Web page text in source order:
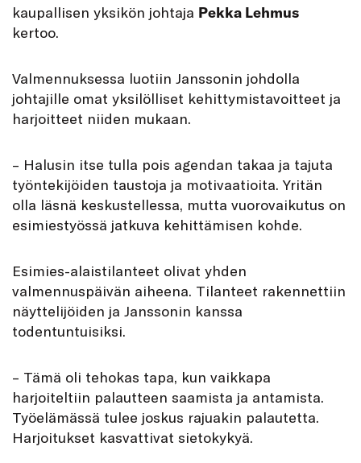
kaupallisen yksikön johtaja Pekka Lehmus
kertoo.
Valmennuksessa luotiin Janssonin johdolla
johtajille omat yksilölliset kehittymistavoitteet ja
harjoitteet niiden mukaan.
– Halusin itse tulla pois agendan takaa ja tajuta
työntekijöiden taustoja ja motivaatioita. Yritän
olla läsnä keskustellessa, mutta vuorovaikutus on
esimiestyössä jatkuva kehittämisen kohde.
Esimies-alaistilanteet olivat yhden
valmennuspäivän aiheena. Tilanteet rakennettiin
näyttelijöiden ja Janssonin kanssa
todentuntuisiksi.
– Tämä oli tehokas tapa, kun vaikkapa
harjoiteltiin palautteen saamista ja antamista.
Työelämässä tulee joskus rajuakin palautetta.
Harjoitukset kasvattivat sietokykyä.